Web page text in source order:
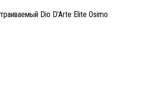
Dio D’Arte Elite Osimo